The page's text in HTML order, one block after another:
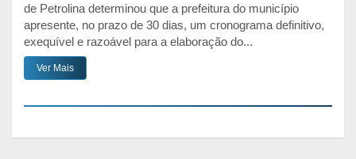
de Petrolina determinou que a prefeitura do município
apresente, no prazo de 30 dias, um cronograma definitivo,
exequível e razoável para a elaboração do...
Ver Mais